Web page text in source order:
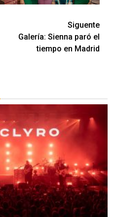
Siguente
Galería: Sienna paró el
tiempo en Madrid